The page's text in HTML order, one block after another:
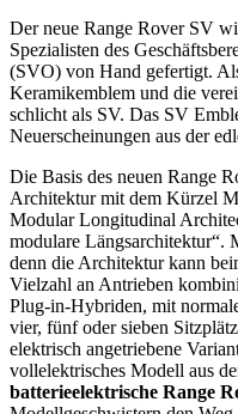
Der neue Range Rover SV
Spezialisten des
(SVO) von Hand gefertigt.
Keramikemblem und die
schlicht als SV. Das SV
Neuerscheinungen aus der
Die Basis des neuen Range
Architektur mit dem Kürzel
Modular Longitudinal
modulare Längsarchitektur“.
denn die Architektur kann
Vielzahl an Antrieben
Plug-in-Hybriden, mit
vier, fünf oder sieben
elektrisch angetriebene
vollelektrisches Modell aus
batterieelektrische Range